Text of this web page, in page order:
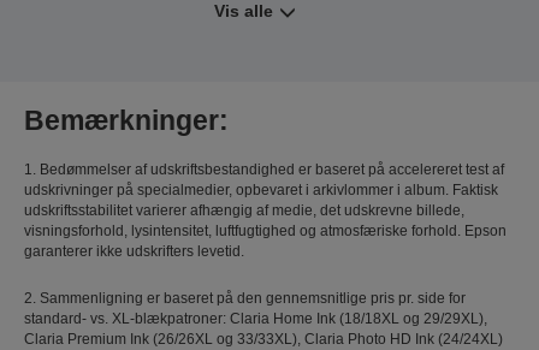
Vis alle
Bemærkninger:
1. Bedømmelser af udskriftsbestandighed er baseret på accelereret test af
udskrivninger på specialmedier, opbevaret i arkivlommer i album. Faktisk
udskriftsstabilitet varierer afhængig af medie, det udskrevne billede,
visningsforhold, lysintensitet, luftfugtighed og atmosfæriske forhold. Epson
garanterer ikke udskrifters levetid.
2. Sammenligning er baseret på den gennemsnitlige pris pr. side for
standard- vs. XL-blækpatroner: Claria Home Ink (18/18XL og 29/29XL),
Claria Premium Ink (26/26XL og 33/33XL), Claria Photo HD Ink (24/24XL)